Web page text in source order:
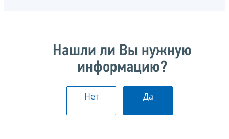
Нашли ли Вы нужную
информацию?
Нет Да